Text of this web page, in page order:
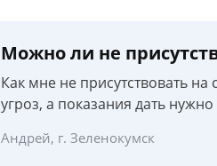
Можно ли не
Как мне не присутствовать
угроз, а показания дать нужно
Андрей, г. Зеленокумск